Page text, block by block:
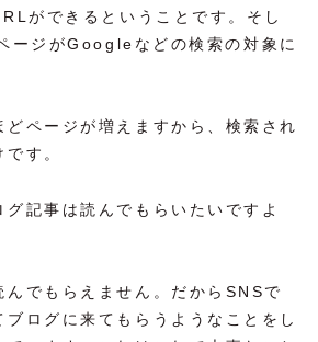
ができるということです。そし
ージがGoogleなどの検索の対象に
どページが増えますから、検索され
す。
記事は読んでもらいたいですよ
んでもらえません。だからSNSで
ログに来てもらうようなことをし